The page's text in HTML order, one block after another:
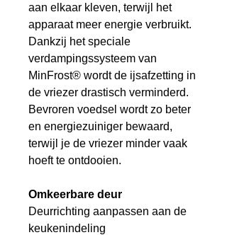
aan elkaar kleven, terwijl het
apparaat meer energie verbruikt.
Dankzij het speciale
verdampingssysteem van
MinFrost® wordt de ijsafzetting in
de vriezer drastisch verminderd.
Bevroren voedsel wordt zo beter
en energiezuiniger bewaard,
terwijl je de vriezer minder vaak
hoeft te ontdooien.
Omkeerbare deur
Deurrichting aanpassen aan de
keukenindeling